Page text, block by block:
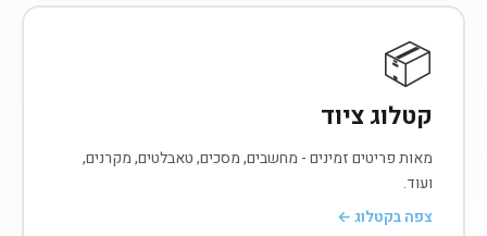
📦
קטלוג ציוד
מאות פריטים זמינים - מחשבים, מסכים, טאבלטים, מקרנים,
ועוד.
צפה בקטלוג ←